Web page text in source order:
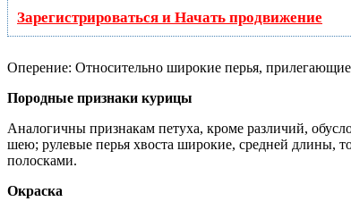
Зарегистрироваться и Начать продвижение
Оперение: Относительно широкие перья,
Породные признаки курицы
Аналогичны признакам петуха, кроме различий,
шею; рулевые перья хвоста широкие, средней длины,
полосками.
Окраска